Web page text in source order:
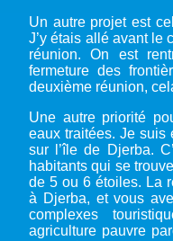
Un autre projet est
J’y étais allé avant le
réunion. On est
fermeture des
deuxième réunion,
Une autre priorité
eaux traitées. Je suis
sur l’île de Djerba.
habitants qui se
de 5 ou 6 étoiles. La
à Djerba, et vous
complexes
agriculture pauvre